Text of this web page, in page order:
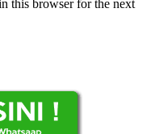
this browser for the next